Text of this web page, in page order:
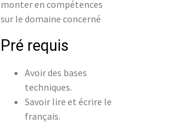
monter en compétences
sur le domaine concerné
Pré requis
Avoir des bases
techniques.
Savoir lire et écrire le
français.